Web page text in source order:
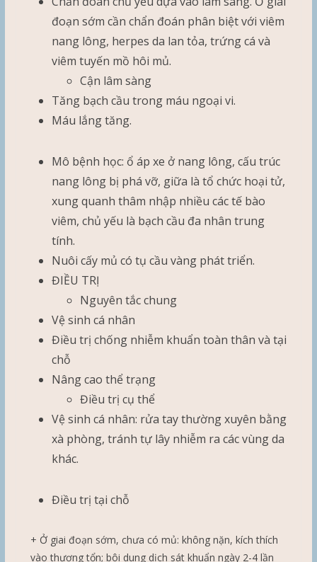
đoạn sớm cần chẩn đoán phân biệt với viêm
nang lông, herpes da lan tỏa, trứng cá và
viêm tuyến mồ hôi mủ.
Cận lâm sàng
Tăng bạch cầu trong máu ngoại vi.
Máu lắng tăng.
Mô bệnh học: ổ áp xe ở nang lông, cấu trúc
nang lông bị phá vỡ, giữa là tổ chức hoại tử,
xung quanh thâm nhập nhiều các tế bào
viêm, chủ yếu là bạch cầu đa nhân trung
tính.
Nuôi cấy mủ có tụ cầu vàng phát triển.
ĐIỀU TRỊ
Nguyên tắc chung
Vệ sinh cá nhân
Điều trị chống nhiễm khuẩn toàn thân và tại
chỗ
Nâng cao thể trạng
Điều trị cụ thể
Vệ sinh cá nhân: rửa tay thường xuyên bằng
xà phòng, tránh tự lây nhiễm ra các vùng da
khác.
Điều trị tại chỗ
+ Ở giai đoạn sớm, chưa có mủ: không nặn, kích thích
vào thương tổn; bôi dung dịch sát khuẩn ngày 2-4 lần